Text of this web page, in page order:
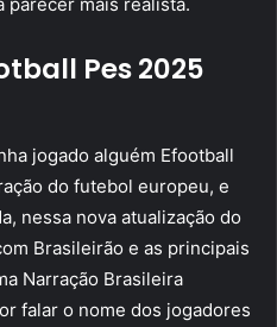
parecer mais realista.
Pes 2025
jogado alguém Efootball
do futebol europeu, e
nessa nova atualização do
Brasileirão e as principais
Narração Brasileira
falar o nome dos jogadores